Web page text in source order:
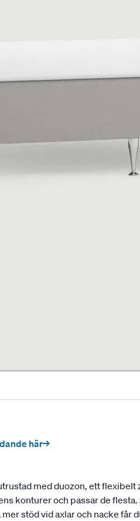
här→
med duozon, ett
konturer och passar de
stöd vid axlar och nacke